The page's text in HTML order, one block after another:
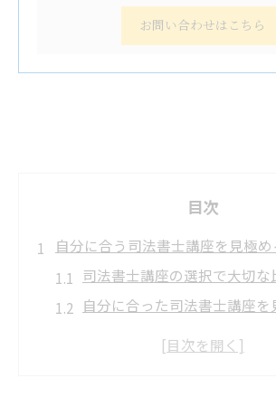
お問い合わせはこちら
目次
自分に合う司法書士講座を見極め
司法書士講座の選択で大切な
自分に合った司法書士講座を
司法書士講座おすすめの活用